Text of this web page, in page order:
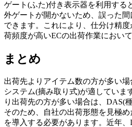
ゲート(ふた)付き表示器を利用する
外ゲートが開かないため、誤った
できます。これにより、仕分け精
荷頻度が高いECの出荷作業において
まとめ
出荷先よりアイテム数の方が多い
システム(摘み取り式)が適していま
り出荷先の方が多い場合は、DAS(
そのため、自社の出荷形態を見極
を導入する必要があります。近年